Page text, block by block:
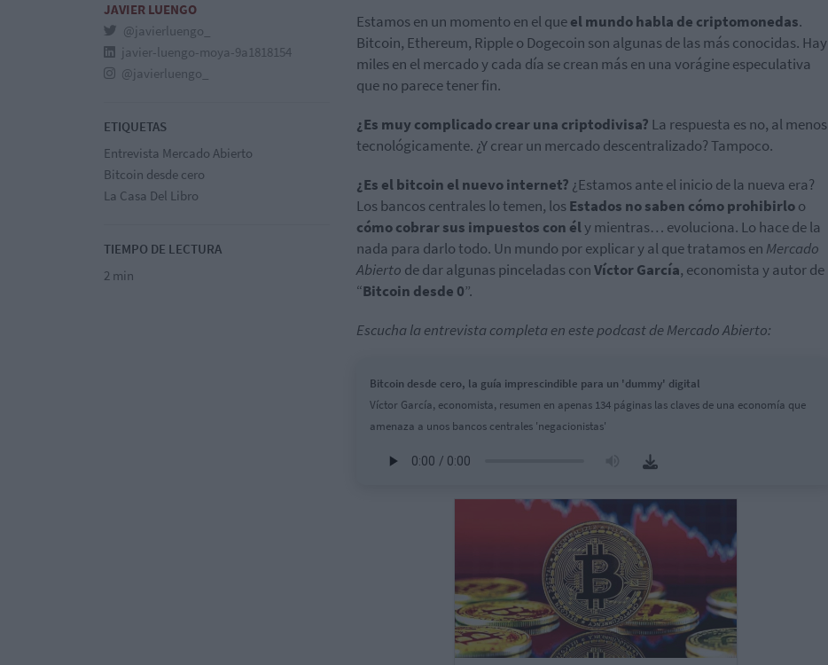
JAVIER LUENGO
@javierluengo_
javier-luengo-moya-9a1818154
@javierluengo_
ETIQUETAS
Entrevista Mercado Abierto
Bitcoin desde cero
La Casa Del Libro
TIEMPO DE LECTURA
2 min
Estamos en un momento en el queel mundo habla de criptomonedas.
Bitcoin, Ethereum, Ripple o Dogecoin son algunas de las más conocidas. Hay
miles en el mercado y cada día se crean más en una vorágine especulativa
que no parece tener fin.
¿Es muy complicado crear una criptodivisa? La respuesta es no, al menos
tecnológicamente. ¿Y crear un mercado descentralizado? Tampoco.
¿Es el bitcoin el nuevo internet? ¿Estamos ante el inicio de la nueva era?
Los bancos centrales lo temen, losEstados no saben cómo prohibirloo
cómocobrar sus impuestos con ély mientras… evoluciona. Lo hace de la
nada para darlo todo. Un mundo por explicar y al que tratamos en Mercado
Abierto de dar algunas pinceladas conVíctor García, economista y autor de
“Bitcoin desde 0”.
Escucha la entrevista completa en este podcast de Mercado Abierto:
Bitcoin desde cero, la guía imprescindible para un 'dummy' digital
Víctor García, economista, resumen en apenas 134 páginas las claves de una economía que
amenaza a unos bancos centrales 'negacionistas'